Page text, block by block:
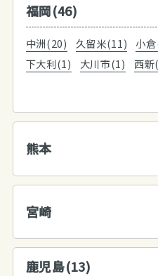
福岡(46)
中洲(20) 久留米(11) 小
下大利(1)
大川市(1)
西新
熊本
宮崎
鹿児島(13)